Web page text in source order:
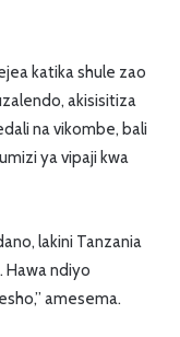
katika shule zao
akisisitiza
na vikombe, bali
ya vipaji kwa
lakini Tanzania
Hawa ndiyo
amesema.